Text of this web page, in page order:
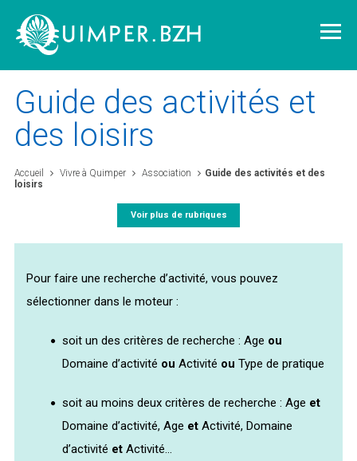
Vivre à Quimper
Découvrir Quimper
Quimper citoyenne
L'agglomération
Webcams Select Language
Guide des activités et
des loisirs
Accueil Vivre à Quimper Association
Guide des activités et des
loisirs
Voir plus de rubriques
Pour faire une recherche d’activité, vous pouvez
sélectionner dans le moteur :
soit un des critères de recherche : Age ou
Domaine d’activité ou Activité ou Type de pratique
soit au moins deux critères de recherche : Age et
Domaine d’activité, Age et Activité, Domaine
d’activité et Activité...